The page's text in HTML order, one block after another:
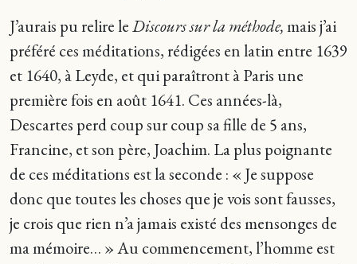
J’aurais pu relire leDiscours sur la méthode,mais j’ai
préféré ces méditations, rédigées en latin entre 1639
et 1640, à Leyde, et qui paraîtront à Paris une
première fois en août 1641. Ces années-là,
Descartes perd coup sur coup sa fille de 5 ans,
Francine, et son père, Joachim. La plus poignante
de ces méditations est la seconde : « Je suppose
donc que toutes les choses que je vois sont fausses,
je crois que rien n’a jamais existé des mensonges de
ma mémoire… » Au commencement, l’homme est